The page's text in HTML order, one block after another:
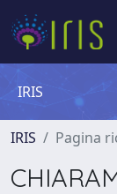
IRIS
IRIS Pagina